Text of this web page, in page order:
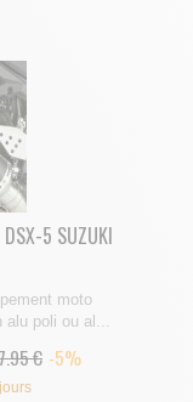
DSX-5 SUZUKI
moto
poli ou al...
€ -5%